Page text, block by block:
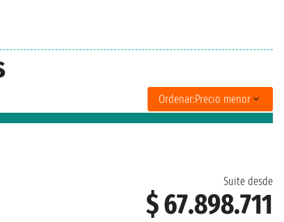
Ordenar:Precio menor
Suite desde
$ 67.898.711